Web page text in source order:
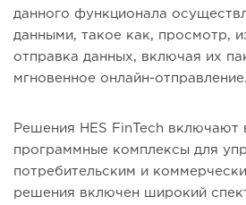
данного функционала
данными, такое как, просмотр,
отправка данных, включая их
мгновенное онлайн-отправление.
Решения HES FinTech включают
программные комплексы для
потребительским и
решения включен широкий